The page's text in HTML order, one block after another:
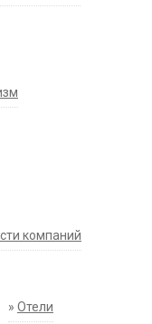
компаний
» Отели